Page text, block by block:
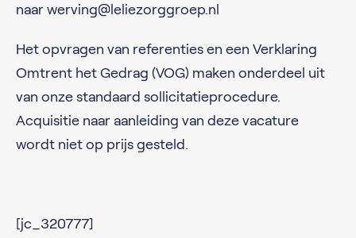
naar werving@leliezorggroep.nl
Het opvragen van referenties en een Verklaring
Omtrent het Gedrag (VOG) maken onderdeel uit
van onze standaard sollicitatieprocedure.
Acquisitie naar aanleiding van deze vacature
wordt niet op prijs gesteld.
[jc_320777]